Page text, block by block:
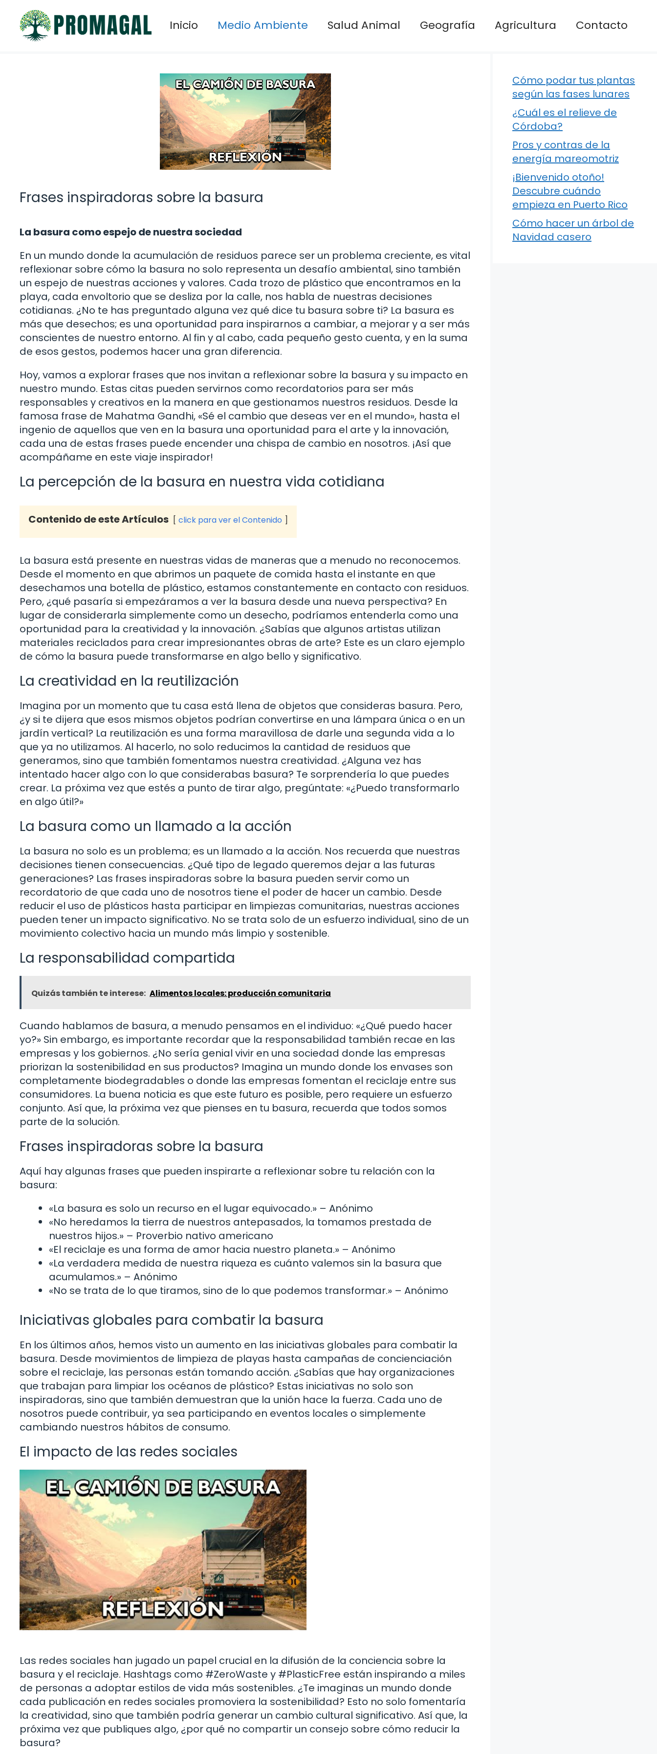
contenido
Inicio Medio Ambiente Salud Animal Geografía Agricultura Contacto
Frases inspiradoras sobre la basura
La basura como espejo de nuestra sociedad
En un mundo donde la acumulación de residuos parece ser un problema creciente, es vital
reflexionar sobre cómo la basura no solo representa un desafío ambiental, sino también
un espejo de nuestras acciones y valores. Cada trozo de plástico que encontramos en la
playa, cada envoltorio que se desliza por la calle, nos habla de nuestras decisiones
cotidianas. ¿No te has preguntado alguna vez qué dice tu basura sobre ti? La basura es
más que desechos; es una oportunidad para inspirarnos a cambiar, a mejorar y a ser más
conscientes de nuestro entorno. Al fin y al cabo, cada pequeño gesto cuenta, y en la suma
de esos gestos, podemos hacer una gran diferencia.
Hoy, vamos a explorar frases que nos invitan a reflexionar sobre la basura y su impacto en
nuestro mundo. Estas citas pueden servirnos como recordatorios para ser más
responsables y creativos en la manera en que gestionamos nuestros residuos. Desde la
famosa frase de Mahatma Gandhi, «Sé el cambio que deseas ver en el mundo», hasta el
ingenio de aquellos que ven en la basura una oportunidad para el arte y la innovación,
cada una de estas frases puede encender una chispa de cambio en nosotros. ¡Así que
acompáñame en este viaje inspirador!
La percepción de la basura en nuestra vida cotidiana
Contenido de este Artículos click para ver el Contenido
La basura está presente en nuestras vidas de maneras que a menudo no reconocemos.
Desde el momento en que abrimos un paquete de comida hasta el instante en que
desechamos una botella de plástico, estamos constantemente en contacto con residuos.
Pero, ¿qué pasaría si empezáramos a ver la basura desde una nueva perspectiva? En
lugar de considerarla simplemente como un desecho, podríamos entenderla como una
oportunidad para la creatividad y la innovación. ¿Sabías que algunos artistas utilizan
materiales reciclados para crear impresionantes obras de arte? Este es un claro ejemplo
de cómo la basura puede transformarse en algo bello y significativo.
La creatividad en la reutilización
Imagina por un momento que tu casa está llena de objetos que consideras basura. Pero,
¿y si te dijera que esos mismos objetos podrían convertirse en una lámpara única o en un
jardín vertical? La reutilización es una forma maravillosa de darle una segunda vida a lo
que ya no utilizamos. Al hacerlo, no solo reducimos la cantidad de residuos que
generamos, sino que también fomentamos nuestra creatividad. ¿Alguna vez has
intentado hacer algo con lo que considerabas basura? Te sorprendería lo que puedes
crear. La próxima vez que estés a punto de tirar algo, pregúntate: «¿Puedo transformarlo
en algo útil?»
La basura como un llamado a la acción
La basura no solo es un problema; es un llamado a la acción. Nos recuerda que nuestras
decisiones tienen consecuencias. ¿Qué tipo de legado queremos dejar a las futuras
generaciones? Las frases inspiradoras sobre la basura pueden servir como un
recordatorio de que cada uno de nosotros tiene el poder de hacer un cambio. Desde
reducir el uso de plásticos hasta participar en limpiezas comunitarias, nuestras acciones
pueden tener un impacto significativo. No se trata solo de un esfuerzo individual, sino de un
movimiento colectivo hacia un mundo más limpio y sostenible.
La responsabilidad compartida
Quizás también te interese: Alimentos locales: producción comunitaria
Cuando hablamos de basura, a menudo pensamos en el individuo: «¿Qué puedo hacer
yo?» Sin embargo, es importante recordar que la responsabilidad también recae en las
empresas y los gobiernos. ¿No sería genial vivir en una sociedad donde las empresas
priorizan la sostenibilidad en sus productos? Imagina un mundo donde los envases son
completamente biodegradables o donde las empresas fomentan el reciclaje entre sus
consumidores. La buena noticia es que este futuro es posible, pero requiere un esfuerzo
conjunto. Así que, la próxima vez que pienses en tu basura, recuerda que todos somos
parte de la solución.
Frases inspiradoras sobre la basura
Aquí hay algunas frases que pueden inspirarte a reflexionar sobre tu relación con la
basura:
«La basura es solo un recurso en el lugar equivocado.» – Anónimo
«No heredamos la tierra de nuestros antepasados, la tomamos prestada de
nuestros hijos.» – Proverbio nativo americano
«El reciclaje es una forma de amor hacia nuestro planeta.» – Anónimo
«La verdadera medida de nuestra riqueza es cuánto valemos sin la basura que
acumulamos.» – Anónimo
«No se trata de lo que tiramos, sino de lo que podemos transformar.» – Anónimo
Iniciativas globales para combatir la basura
En los últimos años, hemos visto un aumento en las iniciativas globales para combatir la
basura. Desde movimientos de limpieza de playas hasta campañas de concienciación
sobre el reciclaje, las personas están tomando acción. ¿Sabías que hay organizaciones
que trabajan para limpiar los océanos de plástico? Estas iniciativas no solo son
inspiradoras, sino que también demuestran que la unión hace la fuerza. Cada uno de
nosotros puede contribuir, ya sea participando en eventos locales o simplemente
cambiando nuestros hábitos de consumo.
El impacto de las redes sociales
Las redes sociales han jugado un papel crucial en la difusión de la conciencia sobre la
basura y el reciclaje. Hashtags como #ZeroWaste y #PlasticFree están inspirando a miles
de personas a adoptar estilos de vida más sostenibles. ¿Te imaginas un mundo donde
cada publicación en redes sociales promoviera la sostenibilidad? Esto no solo fomentaría
la creatividad, sino que también podría generar un cambio cultural significativo. Así que, la
próxima vez que publiques algo, ¿por qué no compartir un consejo sobre cómo reducir la
basura?
Cómo podar tus plantas
según las fases lunares
¿Cuál es el relieve de
Córdoba?
Pros y contras de la
energía mareomotriz
¡Bienvenido otoño!
Descubre cuándo
empieza en Puerto Rico
Cómo hacer un árbol de
Navidad casero